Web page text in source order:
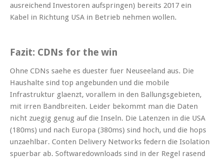
ausreichend Investoren aufspringen) bereits 2017 ein
Kabel in Richtung USA in Betrieb nehmen wollen.
Fazit: CDNs for the win
Ohne CDNs saehe es duester fuer Neuseeland aus. Die
Haushalte sind top angebunden und die mobile
Infrastruktur glaenzt, vorallem in den Ballungsgebieten,
mit irren Bandbreiten. Leider bekommt man die Daten
nicht zuegig genug auf die Inseln. Die Latenzen in die USA
(180ms) und nach Europa (380ms) sind hoch, und die hops
unzaehlbar. Conten Delivery Networks federn die Isolation
spuerbar ab. Softwaredownloads sind in der Regel rasend